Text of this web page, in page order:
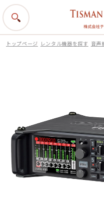
トップページ レンタル機器を探す 音声